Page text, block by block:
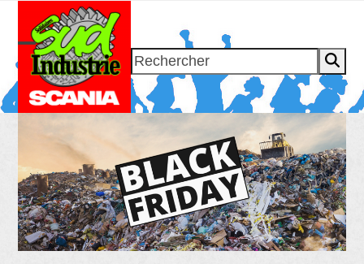
content
Rechercher
Open
mobile
menu
Close
mobile
menu